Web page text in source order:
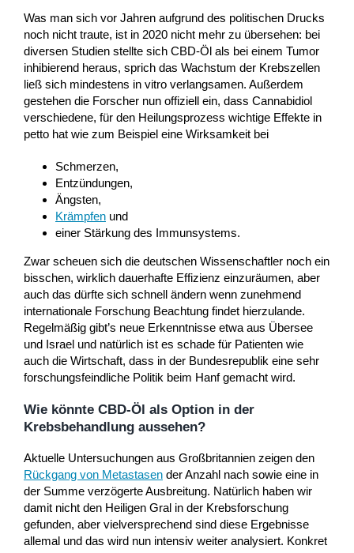
Was man sich vor Jahren aufgrund des politischen Drucks
noch nicht traute, ist in 2020 nicht mehr zu übersehen: bei
diversen Studien stellte sich CBD-Öl als bei einem Tumor
inhibierend heraus, sprich das Wachstum der Krebszellen
ließ sich mindestens in vitro verlangsamen. Außerdem
gestehen die Forscher nun offiziell ein, dass Cannabidiol
verschiedene, für den Heilungsprozess wichtige Effekte in
petto hat wie zum Beispiel eine Wirksamkeit bei
Schmerzen,
Entzündungen,
Ängsten,
Krämpfen und
einer Stärkung des Immunsystems.
Zwar scheuen sich die deutschen Wissenschaftler noch ein
bisschen, wirklich dauerhafte Effizienz einzuräumen, aber
auch das dürfte sich schnell ändern wenn zunehmend
internationale Forschung Beachtung findet hierzulande.
Regelmäßig gibt’s neue Erkenntnisse etwa aus Übersee
und Israel und natürlich ist es schade für Patienten wie
auch die Wirtschaft, dass in der Bundesrepublik eine sehr
forschungsfeindliche Politik beim Hanf gemacht wird.
Wie könnte CBD-Öl als Option in der
Krebsbehandlung aussehen?
Aktuelle Untersuchungen aus Großbritannien zeigen den
Rückgang von Metastasen der Anzahl nach sowie eine in
der Summe verzögerte Ausbreitung. Natürlich haben wir
damit nicht den Heiligen Gral in der Krebsforschung
gefunden, aber vielversprechend sind diese Ergebnisse
allemal und das wird nun intensiv weiter analysiert. Konkret